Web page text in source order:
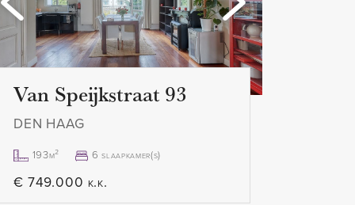
zuidwesten
Shell
woningdelers
2020
Van Speijkstraat 93
DEN HAAG
193m² 6 slaapkamer(s)
€ 749.000 k.k.